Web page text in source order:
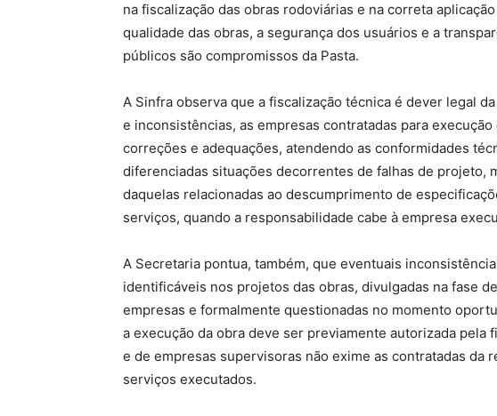
na fiscalização das obras rodoviárias e na correta
qualidade das obras, a segurança dos usuários e a
públicos são compromissos da Pasta.
A Sinfra observa que a fiscalização técnica é dever legal
e inconsistências, as empresas contratadas para
correções e adequações, atendendo as conformidades
diferenciadas situações decorrentes de falhas de projeto,
daquelas relacionadas ao descumprimento de
serviços, quando a responsabilidade cabe à empresa
A Secretaria pontua, também, que eventuais
identificáveis nos projetos das obras, divulgadas na fase
empresas e formalmente questionadas no momento
a execução da obra deve ser previamente autorizada pela
e de empresas supervisoras não exime as contratadas da
serviços executados.